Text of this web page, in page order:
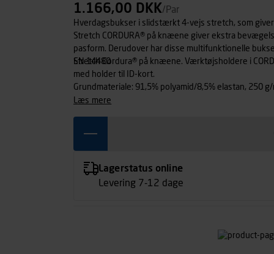
1.166,00 DKK/Par
Hverdagsbukser i slidstærkt 4-vejs stretch, som
Stretch CORDURA® på knæene giver ekstra
pasform. Derudover har disse multifunktionelle
EN 14480
Stretch Cordura® på knæene. Værktøjsholdere i
med holder til ID-kort.
Grundmateriale: 91,5% polyamid/8,5% elastan, 250 g/
læs mere
Lagerstatus online
Levering 7-12 dage